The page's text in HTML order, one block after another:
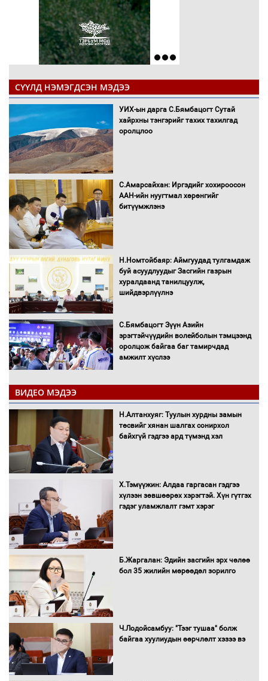
СҮҮЛД НЭМЭГДСЭН МЭДЭЭ
УИХ-ын дарга С.Бямбацогт Сутай
хайрхны тэнгэрийг тахих тахилгад
оролцлоо
С.Амарсайхан: Иргэдийг хохироосон
ААН-ийн нуугтмал хөрөнгийг
битүүмжлэнэ
Н.Номтойбаяр: Аймгуудад тулгамдаж
буй асуудлуудыг Засгийн газрын
хуралдаанд танилцуулж,
шийдвэрлүүлнэ
С.Бямбацогт Зүүн Азийн
эрэгтэйчүүдийн волейболын тэмцээнд
оролцож байгаа баг тамирчдад
амжилт хүслээ
Автобензин, дизель түлшний онцгой
албан татварыг тэглэлээ
Санхүүгийн хэмнэлтийн горимд эрүүл
мэндийн салбар хамаарахгүй
Нөөцийн махны худалдаа,
борлуулалтыг нээлттэй ил тод
Монгол Улс “COP17”-д “Тал хээрийн
төлөвлөгөө”-гөө танилцуулна
ВИДЕО МЭДЭЭ
Н.Алтанхуяг: Туулын хурдны замын
төсвийг хянан шалгах сонирхол
байхгүй гэдгээ ард түмэнд хэл
Х.Тэмүүжин: Алдаа гаргасан гэдгээ
хүлээн зөвшөөрөх хэрэгтэй. Хүн гүтгэх
гэдэг уламжлалт гэмт хэрэг
Б.Жаргалан: Эдийн засгийн эрх чөлөө
бол 35 жилийн мөрөөдөл зорилго
Ч.Лодойсамбуу: "Тээг тушаа" болж
байгаа хуулиудын өөрчлөлт хэзээ вэ